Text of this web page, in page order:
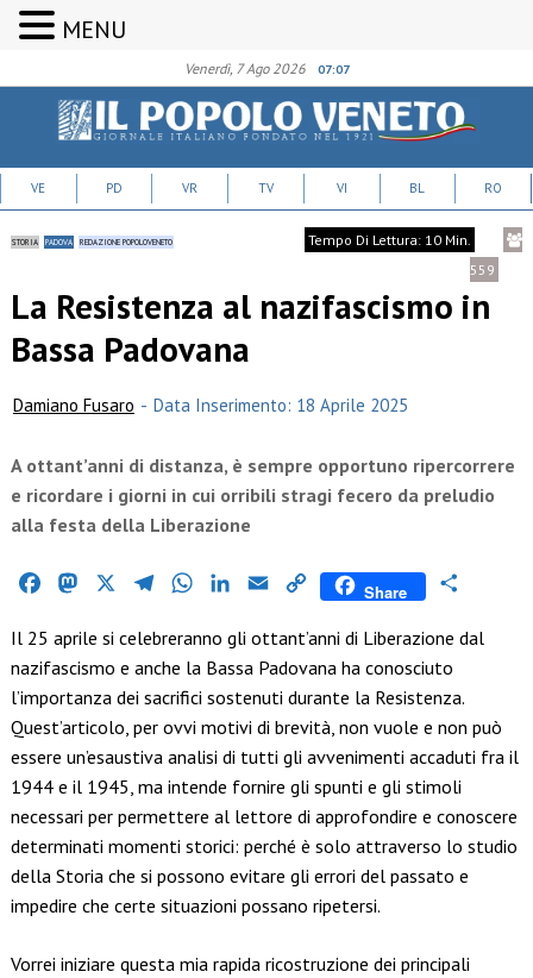
Venerdì, 7 Ago 2026 07:07
VE PD VR TV VI BL RO
STORIA PADOVA REDAZIONE POPOLOVENETO
Tempo Di Lettura: 10 Min.
559
La Resistenza al nazifascismo in
Bassa Padovana
Damiano Fusaro - Data Inserimento: 18 Aprile 2025
A ottant’anni di distanza, è sempre opportuno ripercorrere
e ricordare i giorni in cui orribili stragi fecero da preludio
alla festa della Liberazione
FacebookMastodon TelegramWhatsAppLinkedIn
Email Copy
Share
Il 25 aprile si celebreranno gli ottant’anni di Liberazione dal
nazifascismo e anche la Bassa Padovana ha conosciuto
l’importanza dei sacrifici sostenuti durante la Resistenza.
Quest’articolo, per ovvi motivi di brevità, non vuole e non può
essere un’esaustiva analisi di tutti gli avvenimenti accaduti fra il
1944 e il 1945, ma intende fornire gli spunti e gli stimoli
necessari per permettere al lettore di approfondire e conoscere
determinati momenti storici: perché è solo attraverso lo studio
della Storia che si possono evitare gli errori del passato e
impedire che certe situazioni possano ripetersi.
Vorrei iniziare questa mia rapida ricostruzione dei principali
MENU